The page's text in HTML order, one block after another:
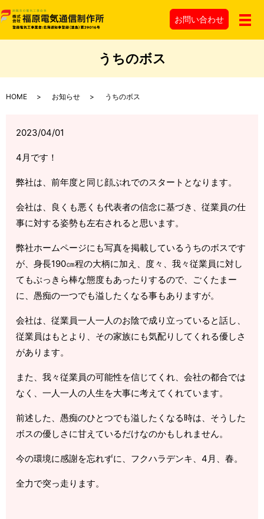
メ
お問い合わせ
うちのボス
HOME お知らせ うちのボス
2023/04/01
4月です！
弊社は、前年度と同じ顔ぶれでのスタートとなります。
会社は、良くも悪くも代表者の信念に基づき、従業員の仕
事に対する姿勢も左右されると思います。
弊社ホームページにも写真を掲載しているうちのボスです
が、身長190㎝程の大柄に加え、度々、我々従業員に対し
てもぶっきら棒な態度もあったりするので、ごくたまー
に、愚痴の一つでも溢したくなる事もありますが。
会社は、従業員一人一人のお陰で成り立っていると話し、
従業員はもとより、その家族にも気配りしてくれる優しさ
があります。
また、我々従業員の可能性を信じてくれ、会社の都合では
なく、一人一人の人生を大事に考えてくれています。
前述した、愚痴のひとつでも溢したくなる時は、そうした
ボスの優しさに甘えているだけなのかもしれません。
今の環境に感謝を忘れずに、フクハラデンキ、4月、春。
全力で突っ走ります。